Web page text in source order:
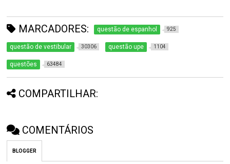
MARCADORES: questão de espanhol 925
questão de vestibular 30306 questão upe 1104
questões 63484
COMPARTILHAR:
COMENTÁRIOS
BLOGGER